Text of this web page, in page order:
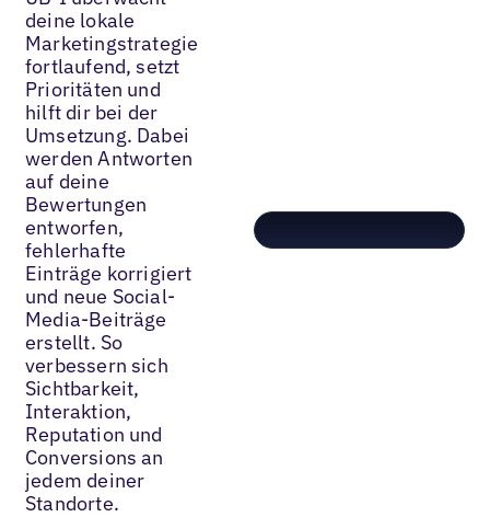
deine lokale
Marketingstrategie
fortlaufend, setzt
Prioritäten und
hilft dir bei der
Umsetzung. Dabei
werden Antworten
auf deine
Bewertungen
entworfen,
fehlerhafte
Einträge korrigiert
und neue Social-
Media-Beiträge
erstellt. So
verbessern sich
Sichtbarkeit,
Interaktion,
Reputation und
Conversions an
jedem deiner
Standorte.